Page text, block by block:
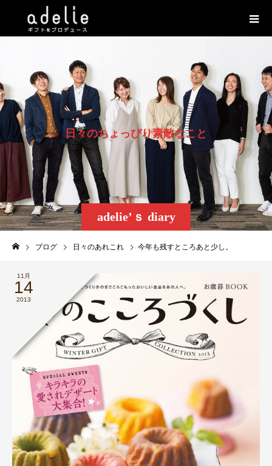
adelie’ｓ diary
日々のち ょ っぴり素敵なこ と
ブログ 日々のあれこれ 今年も残すところあと少し。
11月
14
2013